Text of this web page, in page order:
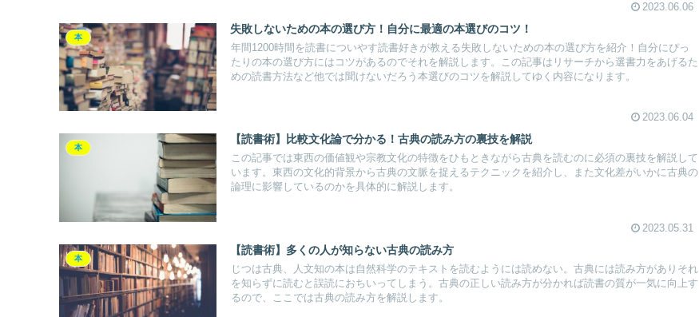
2023.06.06
本
失敗しないための本の選び方！自分に最適の本選びのコツ！
年間1200時間を読書についやす読書好きが教える失敗しないための本の選び方を紹介！自分にぴっ
たりの本の選び方にはコツがあるのでそれを解説します。この記事はリサーチから選書力をあげるた
めの読書方法など他では聞けないだろう本選びのコツを解説してゆく内容になります。
2023.06.04
本
【読書術】比較文化論で分かる！古典の読み方の裏技を解説
この記事では東西の価値観や宗教文化の特徴をひもときながら古典を読むのに必須の裏技を解説して
います。東西の文化的背景から古典の文脈を捉えるテクニックを紹介し、また文化差がいかに古典の
論理に影響しているのかを具体的に解説します。
2023.05.31
本
【読書術】多くの人が知らない古典の読み方
じつは古典、人文知の本は自然科学のテキストを読むようには読めない。古典には読み方がありそれ
を知らずに読むと誤読におちいってしまう。古典の正しい読み方が分かれば読書の質が一気に向上す
るので、ここでは古典の読み方を解説します。